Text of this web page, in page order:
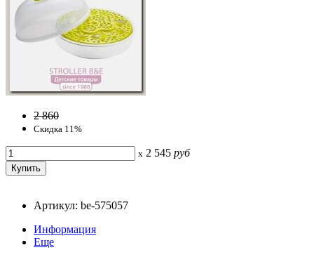
2 860
Скидка 11%
x 2 545 руб
Артикул: be-575057
Информация
Еще